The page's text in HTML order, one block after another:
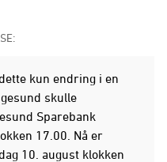
kun endring i en
skulle
Sparebank
17.00. Nå er
10. august klokken